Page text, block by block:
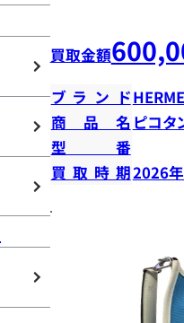
買取金額
ブランド
商品名 ピコタ
型番
買取時期2026